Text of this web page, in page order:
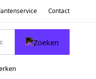
Contact